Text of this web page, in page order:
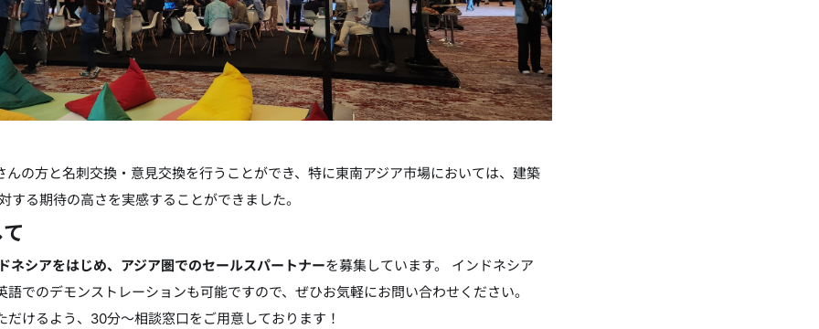
んの方と名刺交換・意見交換を行うことができ、特に東南アジア市場においては、建築
する期待の高さを実感することができました。
ネシアをはじめ、アジア圏でのセールスパートナーを募集しています。 インドネシア
でのデモンストレーションも可能ですので、ぜひお気軽にお問い合わせください。
だけるよう、30分〜相談窓口をご用意しております！